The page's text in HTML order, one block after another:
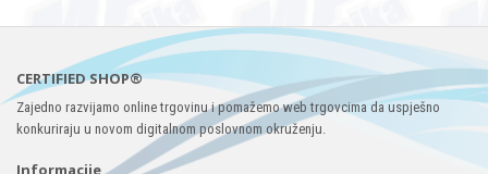
CERTIFIED SHOP®
Zajedno razvijamo online trgovinu i pomažemo web trgovcima da uspješno
konkuriraju u novom digitalnom poslovnom okruženju.
Informacije